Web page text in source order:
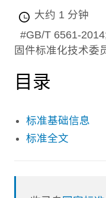
大约 1 分钟
#GB/T 6561-
固件标准化技术委
目录
标准基础信息
标准全文